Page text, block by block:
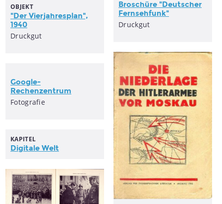
OBJEKT
"Der Vierjahresplan",
1940
Druckgut
Broschüre "Deutscher
Fernsehfunk"
Druckgut
Google-
Rechenzentrum
Fotografie
KAPITEL
Digitale Welt